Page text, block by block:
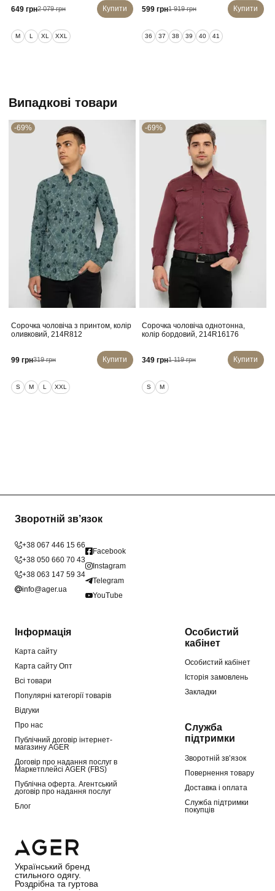
649 грн2 079 грн Купити
M L XL XXL
599 грн1 919 грн Купити
36 37 38 39 40 41
Випадкові товари
-69%
Сорочка чоловіча з принтом, колір
оливковий, 214R812
99 грн319 грн Купити
S M L XXL
-69%
Сорочка чоловіча однотонна,
колір бордовий, 214R16176
349 грн1 119 грн Купити
S M
Зворотній зв’язок
+38 067 446 15 66
+38 050 660 70 43
+38 063 147 59 34
info@ager.ua
Facebook
Instagram
Telegram
YouTube
Інформація
Карта сайту
Карта сайту Опт
Всі товари
Популярні категорії товарів
Відгуки
Про нас
Публічний договір інтернет-
магазину AGER
Договір про надання послуг в
Маркетплейсі AGER (FBS)
Публічна оферта. Агентський
договір про надання послуг
Блог
Особистий
кабінет
Особистий кабінет
Історія замовлень
Закладки
Служба
підтримки
Зворотній зв’язок
Повернення товару
Доставка і оплата
Служба підтримки
покупців
Український бренд
стильного одягу.
Роздрібна та гуртова